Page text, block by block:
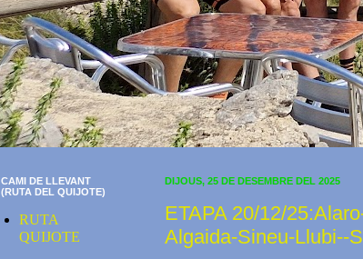
DIJOUS, 25 DE DESEMBRE DEL 2025
ETAPA 20/12/
Algaida-Sineu-Llubi--
CAMI DE LLEVANT
(RUTA DEL QUIJOTE)
RUTA
QUIJOTE